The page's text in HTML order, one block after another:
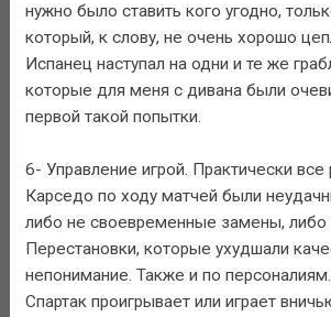
нужно было ставить кого угодно,
который, к слову, не очень хорошо
Испанец наступал на одни и те же
которые для меня с дивана были
первой такой попытки.
6- Управление игрой. Практически
Карседо по ходу матчей были
либо не своевременные замены, либо
Перестановки, которые ухудшали
непонимание. Также и по
Спартак проигрывает или играет